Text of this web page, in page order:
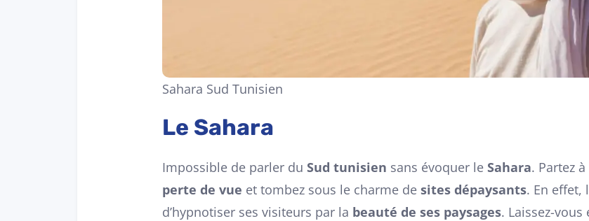
Sahara Sud Tunisien
Le Sahara
Impossible de parler du Sud tunisien sans évoquer le Sahara. Partez
perte de vue et tombez sous le charme de sites dépaysants. En effet,
d’hypnotiser ses visiteurs par la beauté de ses paysages. Laissez-